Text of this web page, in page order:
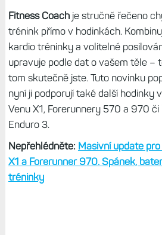
Fitness Coachje stručně řečeno
trénink přímo v hodinkách.
kardio tréninky a volitelné
upravuje podle dat o vašem těle –
tom skutečně jste. Tuto novinku
nyní ji podporují také další hodinky
Venu X1, Forerunnery 570 a 970 či
Enduro 3.
Nepřehlédněte: Masivní update
X1 a Forerunner 970. Spánek,
tréninky